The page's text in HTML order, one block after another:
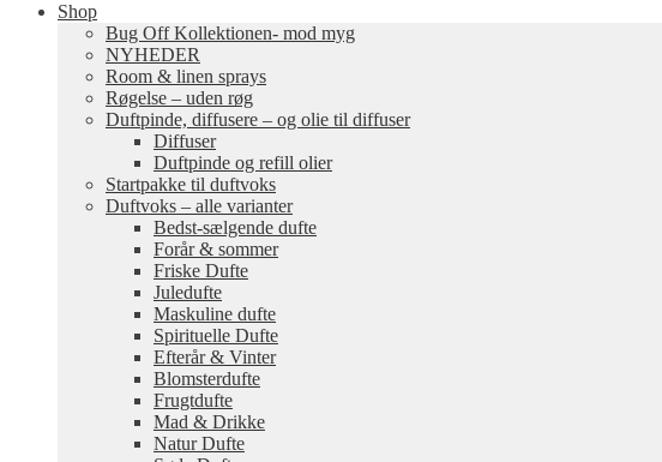
Shop
Bug Off Kollektionen- mod myg
NYHEDER
Room & linen sprays
Røgelse – uden røg
Duftpinde, diffusere – og olie til diffuser
Diffuser
Duftpinde og refill olier
Startpakke til duftvoks
Duftvoks – alle varianter
Bedst-sælgende dufte
Forår & sommer
Friske Dufte
Juledufte
Maskuline dufte
Spirituelle Dufte
Efterår & Vinter
Blomsterdufte
Frugtdufte
Mad & Drikke
Natur Dufte